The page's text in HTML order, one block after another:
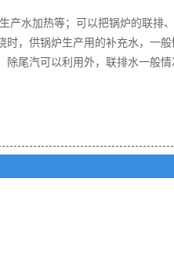
产水加热等；可以把锅炉的联排
，供锅炉生产用的补充水，一
尾汽可以利用外，联排水一般情